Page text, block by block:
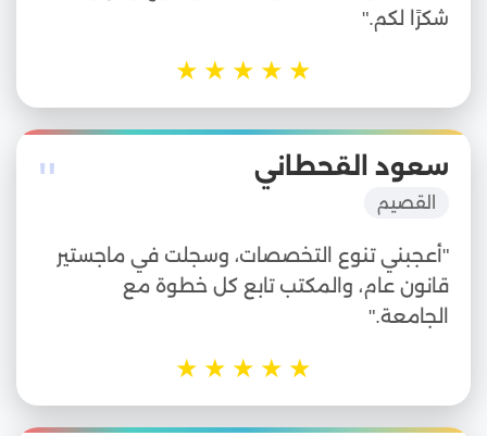
شكرًا لكم."
★
★
★
★
★
" سعود القحطاني
القصيم
"أعجبني تنوع التخصصات، وسجلت في ماجستير
قانون عام، والمكتب تابع كل خطوة مع
الجامعة."
★
★
★
★
★